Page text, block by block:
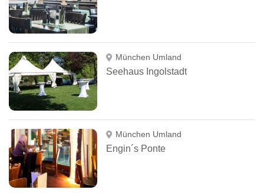
München Umland
Seehaus Ingolstadt
München Umland
Engin´s Ponte